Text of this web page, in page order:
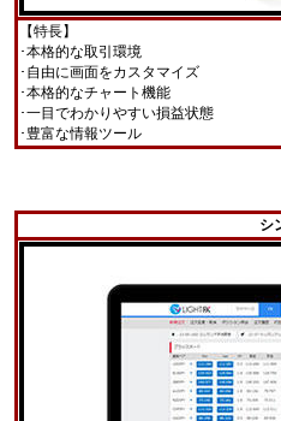
【特長】
･本格的な取引環境
･自由に画面をカスタマイズ
･本格的なチャート機能
･一目でわかりやすい損益状態
･豊富な情報ツール
シ